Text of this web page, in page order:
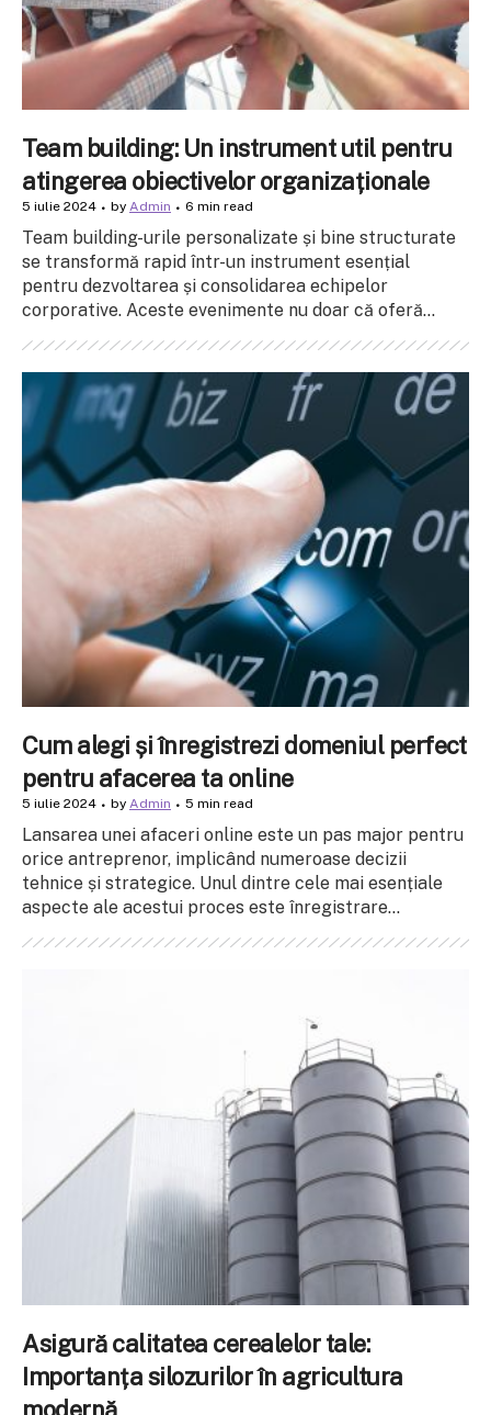
Team building: Un instrument util pentru
atingerea obiectivelor organizaționale
5 iulie 2024 by Admin 6 min read
Team building-urile personalizate și bine structurate
se transformă rapid într-un instrument esențial
pentru dezvoltarea și consolidarea echipelor
corporative. Aceste evenimente nu doar că oferă...
Cum alegi și înregistrezi domeniul perfect
pentru afacerea ta online
5 iulie 2024 by Admin 5 min read
Lansarea unei afaceri online este un pas major pentru
orice antreprenor, implicând numeroase decizii
tehnice și strategice. Unul dintre cele mai esențiale
aspecte ale acestui proces este înregistrare...
Asigură calitatea cerealelor tale:
Importanța silozurilor în agricultura
modernă